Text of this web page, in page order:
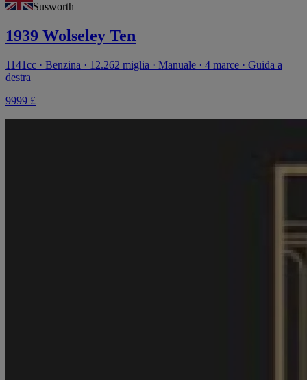
Susworth
1939 Wolseley Ten
1141cc · Benzina · 12.262 miglia · Manuale · 4 marce · Guida a
destra
9999 £